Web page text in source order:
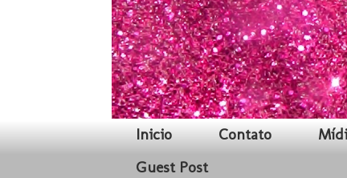
Inicio Contato
Guest Post